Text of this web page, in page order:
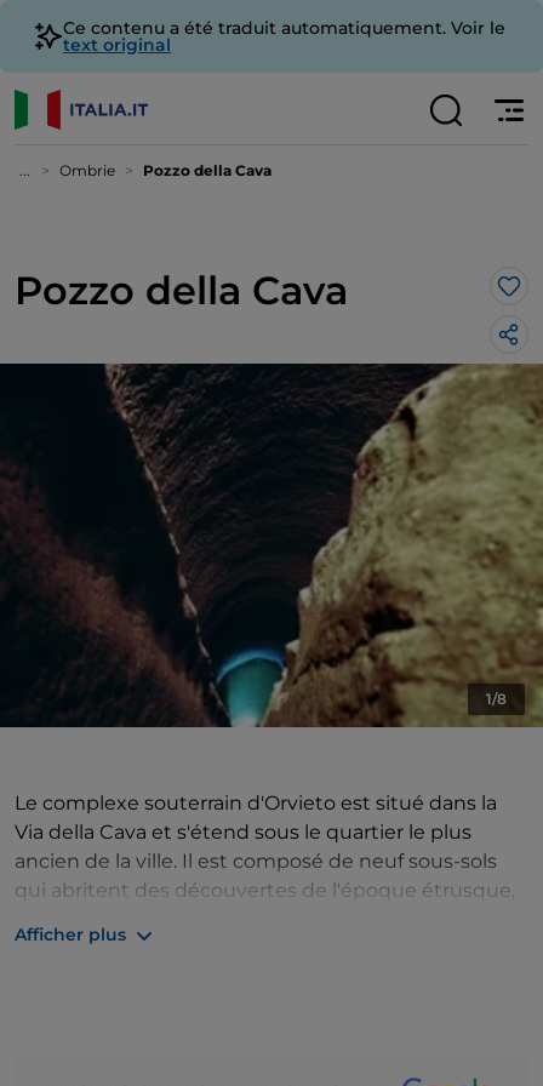
Ce contenu a été traduit automatiquement. Voir le
text original
... Ombrie Pozzo della Cava
Pozzo della Cava
1/8
Le complexe souterrain d'Orvieto est situé dans la
Via della Cava et s'étend sous le quartier le plus
ancien de la ville. Il est composé de neuf sous-sols
qui abritent des découvertes de l'époque étrusque,
découvertes après des siècles d'abandon. Le puits,
Afficher plus